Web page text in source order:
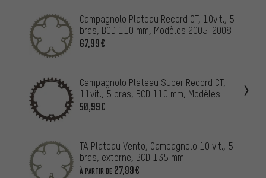
Campagnolo Plateau Record CT, 10vit., 5
bras, BCD 110 mm, Modèles 2005-2008
67,99€
Campagnolo Plateau Super Record CT,
11vit., 5 bras, BCD 110 mm, Modèles
2011-2014
50,99€
TA Plateau Vento, Campagnolo 10 vit., 5
bras, externe, BCD 135 mm
À PARTIR DE 27,99€